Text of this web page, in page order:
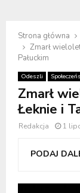
Strona główna
Zmarł
Pałuckim
Odeszli
Zmarł
Łeknie i
Redakcja 1
PODAJ